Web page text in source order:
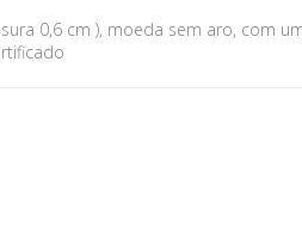
0,6 cm ), moeda sem aro, com